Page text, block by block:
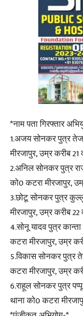
*नाम पता गिरफ्तार
1.अजय सोनकर पुत्र
मीरजापुर, उम्र करीब 21
2.अनिल सोनकर पुत्र
को0 कटरा मीरजापुर,
3.छोटू सोनकर पुत्र
मीरजापुर, उम्र करीब 22
4.सोनू यादव पुत्र
कटरा मीरजापुर, उम्र
5.विकास सोनकर पुत्र
कटरा मीरजापुर, उम्र
6.राहूल सोनकर पुत्र
थाना को0 कटरा